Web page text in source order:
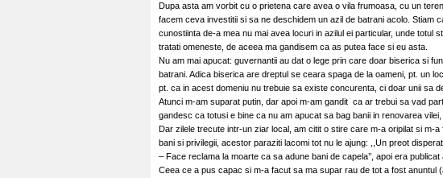
Dupa asta am vorbit cu o prietena care avea o vila frumoasa, cu un
facem ceva investitii si sa ne deschidem un azil de batrani acolo. Stiam
cunostiinta de-a mea nu mai avea locuri in azilul ei particular, unde totul
tratati omeneste, de aceea ma gandisem ca as putea face si eu asta.
Nu am mai apucat: guvernantii au dat o lege prin care doar biserica si
batrani. Adica biserica are dreptul se ceara spaga de la oameni, pt. un
pt. ca in acest domeniu nu trebuie sa existe concurenta, ci doar unii sa
Atunci m-am suparat putin, dar apoi m-am gandit ca ar trebui sa vad
gandesc ca totusi e bine ca nu am apucat sa bag banii in renovarea vilei,
Dar zilele trecute intr-un ziar local, am citit o stire care m-a oripilat si m-
bani si privilegii, acestor paraziti lacomi tot nu le ajung: ,,Un preot
– Face reclama la moarte ca sa adune bani de capela’’, apoi era publicat
Ceea ce a pus capac si m-a facut sa ma supar rau de tot a fost anuntul